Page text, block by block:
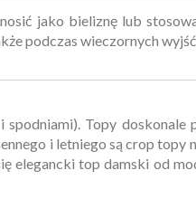
jako bieliznę lub
podczas wieczornych
Topy
i letniego są crop
elegancki top damski od